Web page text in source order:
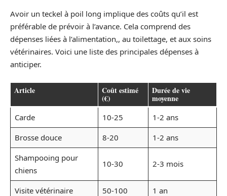
Avoir un teckel à poil long implique des coûts qu’il est
préférable de prévoir à l’avance. Cela comprend des
dépenses liées à l’alimentation,, au toilettage, et aux soins
vétérinaires. Voici une liste des principales dépenses à
anticiper.
Article Coût estimé
(€)
Durée de vie
moyenne
Carde 10-25
1-2 ans
Brosse douce
8-20
1-2 ans
Shampooing pour
chiens
10-30 2-3 mois
Visite vétérinaire 50-100 1 an